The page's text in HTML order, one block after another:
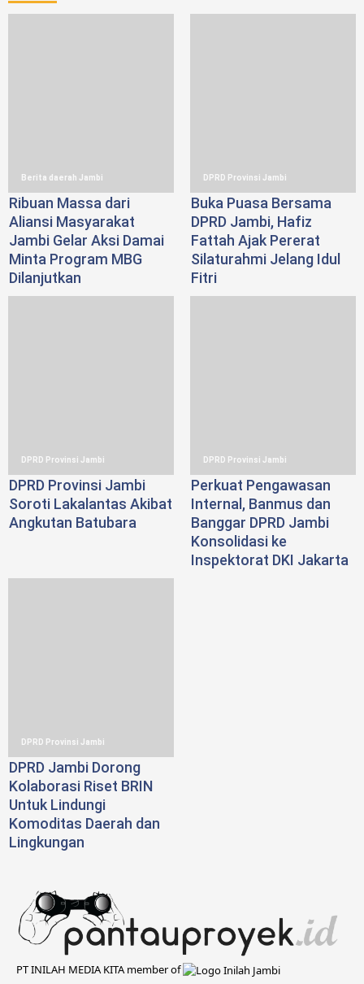
Berita daerah Jambi
Ribuan Massa dari
Aliansi Masyarakat
Jambi Gelar Aksi Damai
Minta Program MBG
Dilanjutkan
DPRD Provinsi Jambi
Buka Puasa Bersama
DPRD Jambi, Hafiz
Fattah Ajak Pererat
Silaturahmi Jelang Idul
Fitri
DPRD Provinsi Jambi
DPRD Provinsi Jambi
Soroti Lakalantas Akibat
Angkutan Batubara
DPRD Provinsi Jambi
Perkuat Pengawasan
Internal, Banmus dan
Banggar DPRD Jambi
Konsolidasi ke
Inspektorat DKI Jakarta
DPRD Provinsi Jambi
DPRD Jambi Dorong
Kolaborasi Riset BRIN
Untuk Lindungi
Komoditas Daerah dan
Lingkungan
PT INILAH MEDIA KITA member of